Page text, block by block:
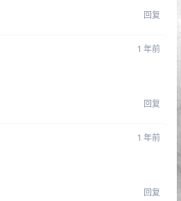
回复
1 年前
回复
1 年前
回复